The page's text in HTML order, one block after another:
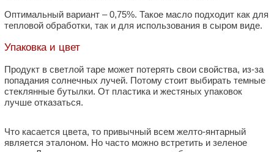
Оптимальный вариант ‒ 0,75%. Такое масло подходит как для
тепловой обработки, так и для использования в сыром виде.
Упаковка и цвет
Продукт в светлой таре может потерять свои свойства, из-за
попадания солнечных лучей. Потому стоит выбирать темные
стеклянные бутылки. От пластика и жестяных упаковок
лучше отказаться.
Что касается цвета, то привычный всем желто-янтарный
является эталоном. Но часто можно встретить и зеленое